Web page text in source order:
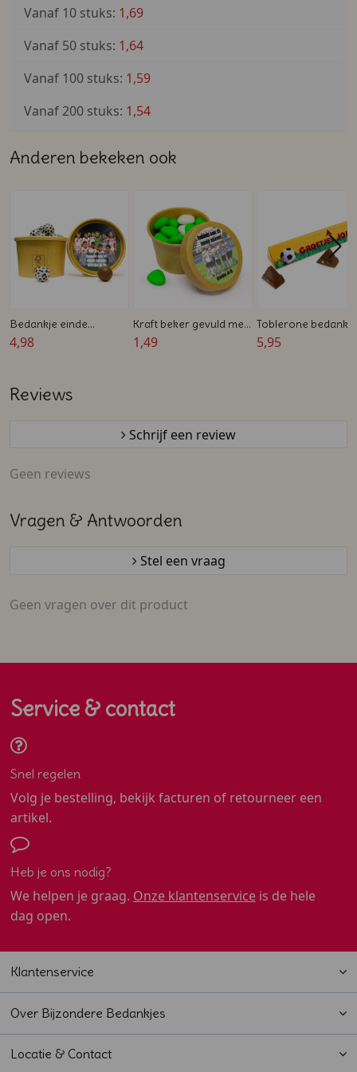
toernooi of voetbalfeest
Vanaf 10 stuks: 1,69
Vanaf 50 stuks: 1,64
Vanaf 100 stuks: 1,59
Vanaf 200 stuks: 1,54
Anderen bekeken ook
Bedankje einde
voetbalseizoen
4,98
Kraft beker gevuld met
snoepjes - Voetbal
1,49
Toblerone bedankje
voetbaltrainer
5,95
Reviews
Schrijf een review
Geen reviews
Vragen & Antwoorden
Stel een vraag
Geen vragen over dit product
Service & contact
Snel regelen
Volg je bestelling, bekijk facturen of retourneer een
artikel.
Heb je ons nodig?
We helpen je graag. Onze klantenserviceis de hele
dag open.
Klantenservice
Over Bijzondere Bedankjes
Locatie & Contact